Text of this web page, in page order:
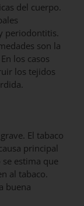
del cuerpo.
periodontitis.
son la
los casos
los tejidos
El tabaco
principal
estima que
al tabaco.
buena